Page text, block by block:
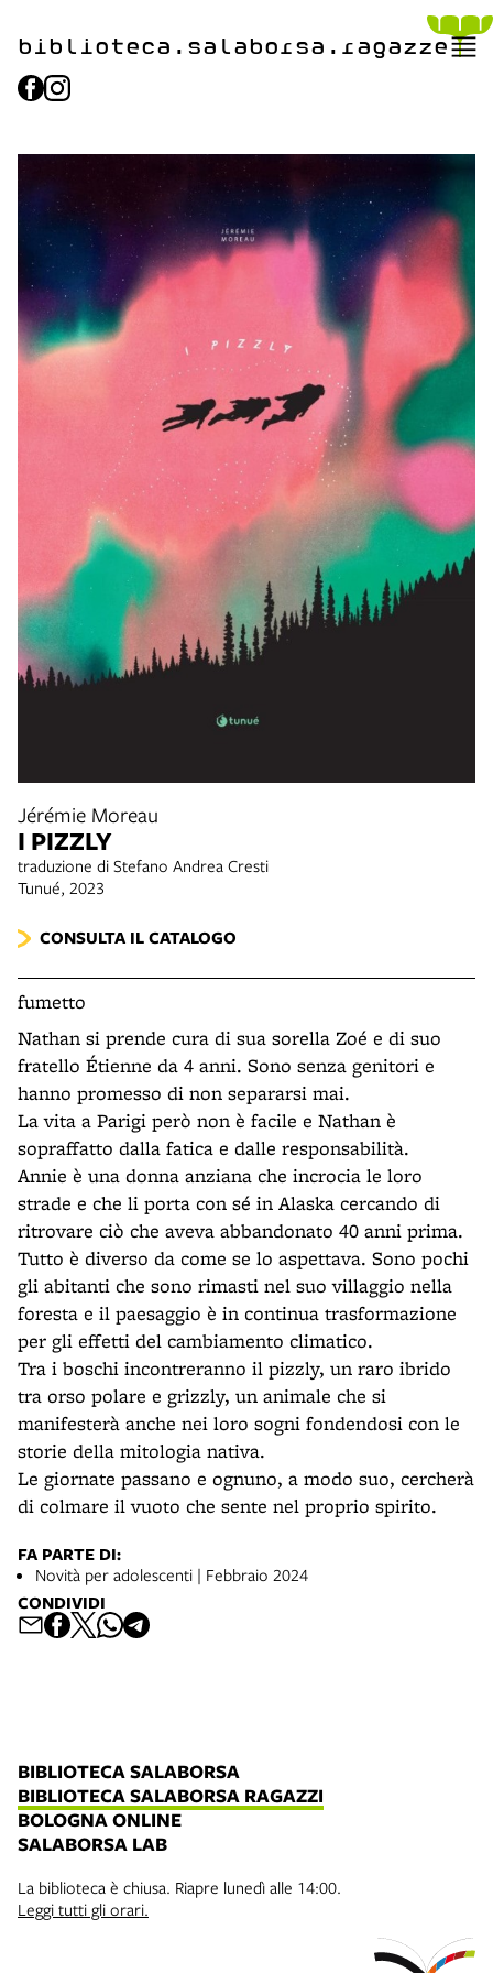
biblioteca.​salaborsa.ragazze
Jérémie Moreau
I PIZZLY
traduzione di Stefano Andrea Cresti
Tunué, 2023
CONSULTA IL CATALOGO
fumetto
Nathan si prende cura di sua sorella Zoé e di suo
fratello Étienne da 4 anni. Sono senza genitori e
hanno promesso di non separarsi mai.
La vita a Parigi però non è facile e Nathan è
sopraffatto dalla fatica e dalle responsabilità.
Annie è una donna anziana che incrocia le loro
strade e che li porta con sé in Alaska cercando di
ritrovare ciò che aveva abbandonato 40 anni prima.
Tutto è diverso da come se lo aspettava. Sono pochi
gli abitanti che sono rimasti nel suo villaggio nella
foresta e il paesaggio è in continua trasformazione
per gli effetti del cambiamento climatico.
Tra i boschi incontreranno il pizzly, un raro ibrido
tra orso polare e grizzly, un animale che si
manifesterà anche nei loro sogni fondendosi con le
storie della mitologia nativa.
Le giornate passano e ognuno, a modo suo, cercherà
di colmare il vuoto che sente nel proprio spirito.
FA PARTE DI:
Novità per adolescenti | Febbraio 2024
CONDIVIDI
BIBLIOTECA SALABORSA
BIBLIOTECA SALABORSA RAGAZZI
BOLOGNA ONLINE
SALABORSA LAB
La biblioteca è chiusa. Riapre lunedì alle 14:00.
Leggi tutti gli orari.